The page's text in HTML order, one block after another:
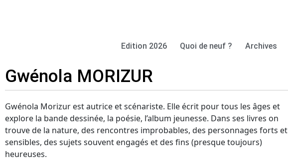
Edition 2026 Quoi de neuf ? Archives
Gwénola MORIZUR
Gwénola Morizur est autrice et scénariste. Elle écrit pour tous les âges et
explore la bande dessinée, la poésie, l’album jeunesse. Dans ses livres on
trouve de la nature, des rencontres improbables, des personnages forts et
sensibles, des sujets souvent engagés et des fins (presque toujours)
heureuses.